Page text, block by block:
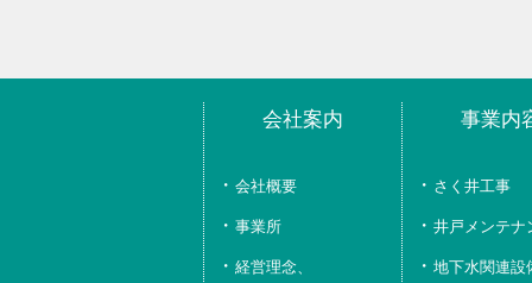
会社案内
会社概要
事業所
経営理念、
事業内
さく井工事
井戸メンテナ
地下水関連設